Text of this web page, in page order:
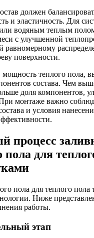
должен
и эластичность. Для
водяным теплым
с улучшенной
равномерному
поверхности.
теплого пола,
состава. Чем
доля компонентов,
При монтаже важно
и условия
процесс
пола для
пола для теплого пола
Ниже
работы.
этап